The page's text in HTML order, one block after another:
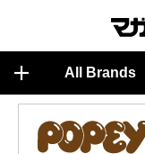
All Brands